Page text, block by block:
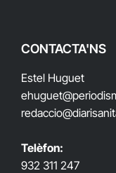
CONTACTA'NS
Estel Huguet
ehuguet
Telèfon:
932 311 247